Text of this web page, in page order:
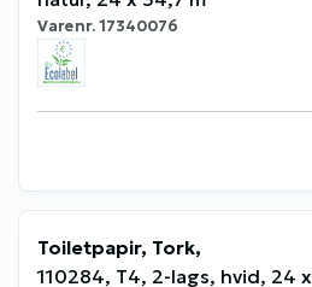
Varenr.17340076
Toiletpapir, Tork,
110284, T4, 2-lags, hvid, 24 x